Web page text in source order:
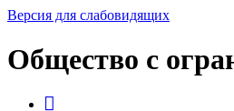
Версия для слабовидящих
Общество с